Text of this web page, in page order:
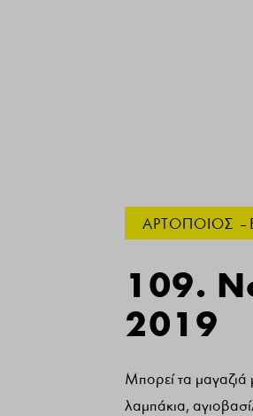
ΑΡΤΟΠΟΙΟΣ –
109.
2019
Μπορεί τα μαγαζιά
λαμπάκια,